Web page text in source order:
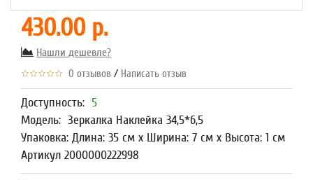
430.00 р.
Нашли дешевле?
0 отзывов / Написать отзыв
Доступность: 5
Модель: Зеркалка Наклейка 34,5*6,5
Упаковка: Длина: 35 см x Ширина: 7 см x Высота: 1 см
Артикул 2000000222998